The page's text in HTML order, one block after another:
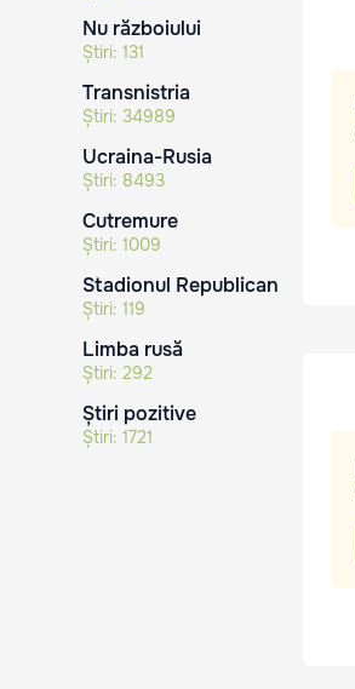
Nu războiului
Știri: 131
Transnistria
Știri: 34989
Ucraina-Rusia
Știri: 8493
Cutremure
Știri: 1009
Stadionul Republican
Știri: 119
Limba rusă
Știri: 292
Știri pozitive
Știri: 1721